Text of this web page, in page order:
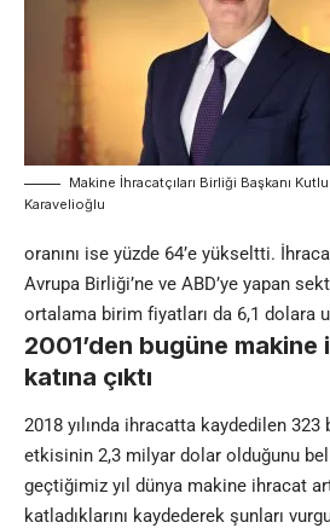
Makine İhracatçıları Birliği Başkanı Kutlu
Karavelioğlu
oranını ise yüzde 64’e yükseltti.
Avrupa Birliği’ne ve ABD’ye yapan
ortalama birim fiyatları da 6,1 dolara
2001’den bugüne makine
katına çıktı
2018 yılında ihracatta kaydedilen 323
etkisinin 2,3 milyar dolar olduğunu
geçtiğimiz yıl dünya makine ihracat
katladıklarını kaydederek şunları